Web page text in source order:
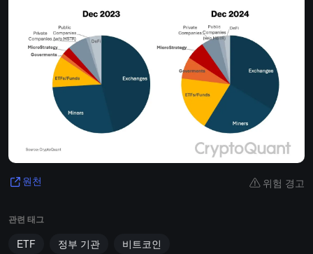
원천 위험 경고
관련 태그
ETF 정부 기관 비트코인